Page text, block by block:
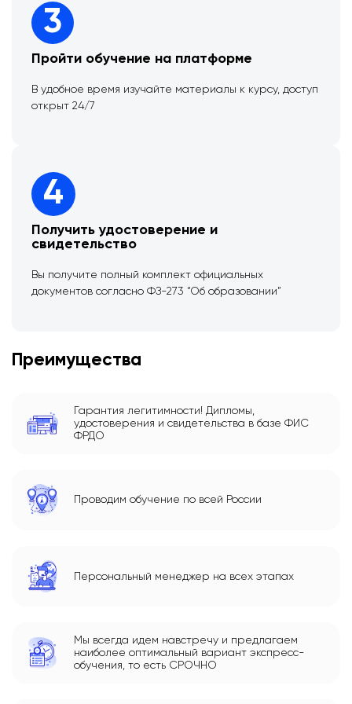
3
Пройти обучение на платформе
В удобное время изучайте материалы к курсу, доступ
открыт 24/7
4
Получить удостоверение и
свидетельство
Вы получите полный комплект официальных
документов согласно ФЗ-273 “Об образовании”
Преимущества
Гарантия легитимности! Дипломы,
удостоверения и свидетельства в базе ФИС
ФРДО
Проводим обучение по всей России
Персональный менеджер на всех этапах
Мы всегда идем навстречу и предлагаем
наиболее оптимальный вариант экспресс-
обучения, то есть СРОЧНО